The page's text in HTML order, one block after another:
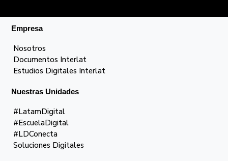
Empresa
Nosotros
Documentos Interlat
Estudios Digitales Interlat
Nuestras Unidades
#LatamDigital
#EscuelaDigital
#LDConecta
Soluciones Digitales